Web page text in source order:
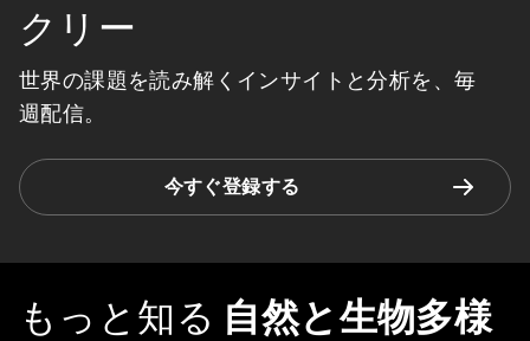
クリー
世界の課題を読み解くインサイトと分析を、毎
週配信。
今すぐ登録する
もっと知る 自然と生物多様